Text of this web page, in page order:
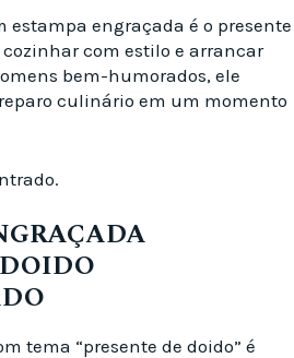
estampa engraçada é o presente
com estilo e arrancar
bem-humorados, ele
culinário em um momento
tema “presente de doido” é